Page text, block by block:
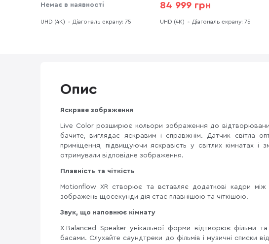
Немає в наявності
UHD (4K) Діагональ екрану: 75
84 999 грн
UHD (4K) Діагональ екрану: 75
Опис
Яскраве зображення
Live Color розширює кольори зображення до
бачите, виглядає яскравим і справжнім. Датчик світла
приміщення, підвищуючи яскравість у світлих кімнатах
отримували відповідне зображення.
Плавність та чіткість
Motionflow XR створює та вставляє додаткові кадри між
зображень щосекунди дія стає плавнішою та чіткішою.
Звук, що наповнює кімнату
X-Balanced Speaker унікальної форми відтворює фільми
басами. Слухайте саундтреки до фільмів і музичні списки